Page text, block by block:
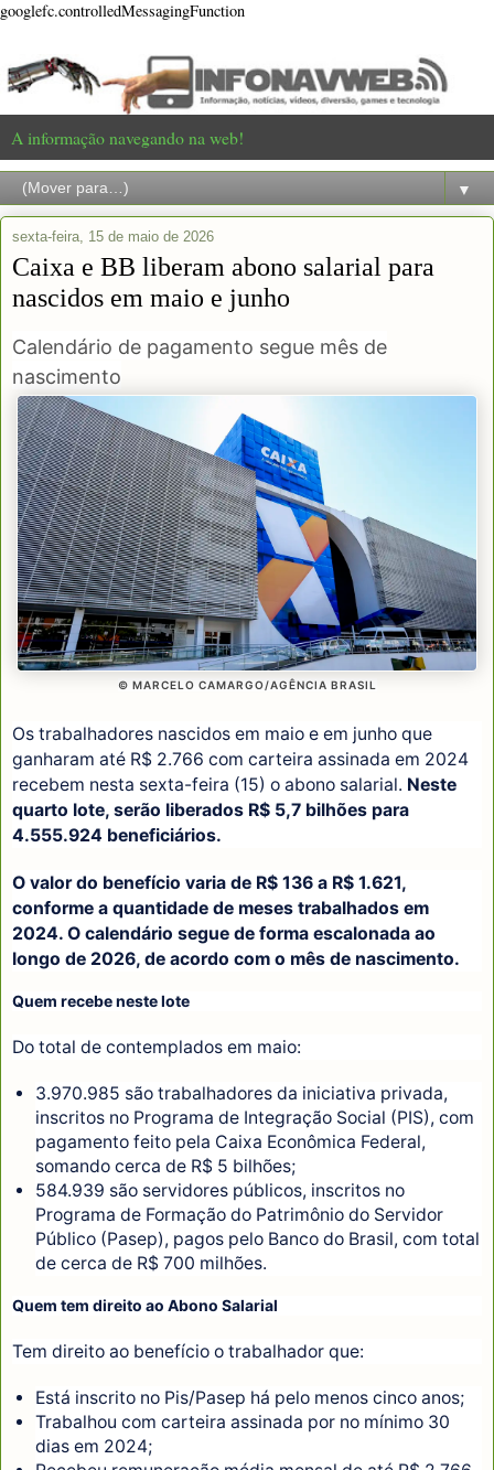
googlefc.controlledMessagingFunction
A informação navegando na web!
▼
sexta-feira, 15 de maio de 2026
Caixa e BB liberam abono salarial para
nascidos em maio e junho
Calendário de pagamento segue mês de
nascimento
© MARCELO CAMARGO/AGÊNCIA BRASIL
Os trabalhadores nascidos em maio e em junho que
ganharam até R$ 2.766 com carteira assinada em 2024
recebem nesta sexta-feira (15) o abono salarial. Neste
quarto lote, serão liberados R$ 5,7 bilhões para
4.555.924 beneficiários.
O valor do benefício varia de R$ 136 a R$ 1.621,
conforme a quantidade de meses trabalhados em
2024. O calendário segue de forma escalonada ao
longo de 2026, de acordo com o mês de nascimento.
Quem recebe neste lote
Do total de contemplados em maio:
3.970.985 são trabalhadores da iniciativa privada,
inscritos no Programa de Integração Social (PIS), com
pagamento feito pela Caixa Econômica Federal,
somando cerca de R$ 5 bilhões;
584.939 são servidores públicos, inscritos no
Programa de Formação do Patrimônio do Servidor
Público (Pasep), pagos pelo Banco do Brasil, com total
de cerca de R$ 700 milhões.
Quem tem direito ao Abono Salarial
Tem direito ao benefício o trabalhador que:
Está inscrito no Pis/Pasep há pelo menos cinco anos;
Trabalhou com carteira assinada por no mínimo 30
dias em 2024;